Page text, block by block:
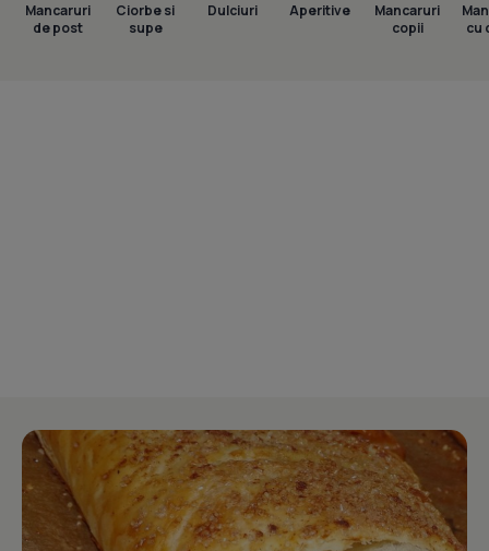
Mancaruri
de post
Ciorbe si
supe
Dulciuri Aperitive
Mancaruri
copii
cu